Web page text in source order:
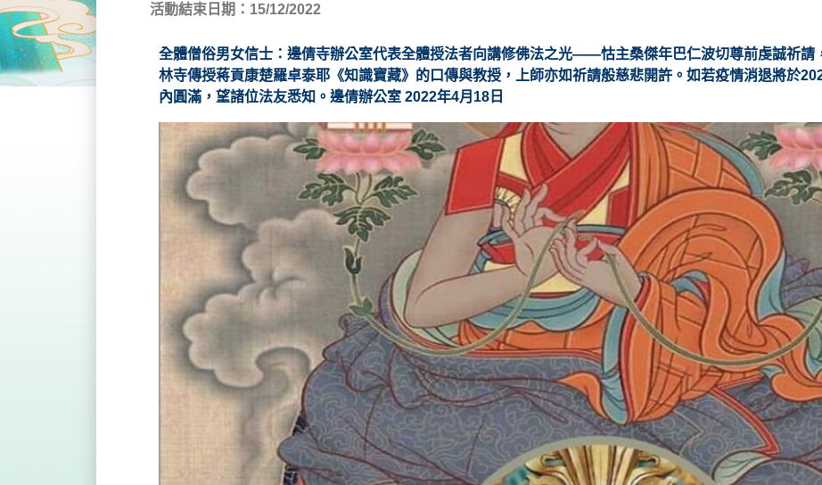
活動結束日期：15/12/2022
全體僧俗男女信士：邊倩寺辦公室代表全體授法者向講修佛法之光——怙主桑傑年巴仁波切尊前虔誠祈請
林寺傳授蒋貢康楚羅卓泰耶《知識寶藏》的口傳與教授，上師亦如祈請般慈悲開許。如若疫情消退將於
內圓滿，望諸位法友悉知。邊倩辦公室 2022年4月18日